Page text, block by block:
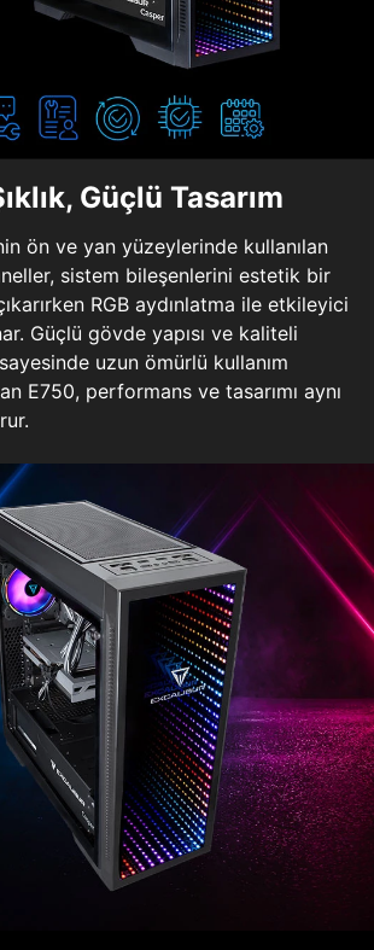
Güçlü Tasarım
ön ve yan yüzeylerinde kullanılan
sistem bileşenlerini estetik bir
RGB aydınlatma ile etkileyici
Güçlü gövde yapısı ve kaliteli
uzun ömürlü kullanım
E750, performans ve tasarımı aynı